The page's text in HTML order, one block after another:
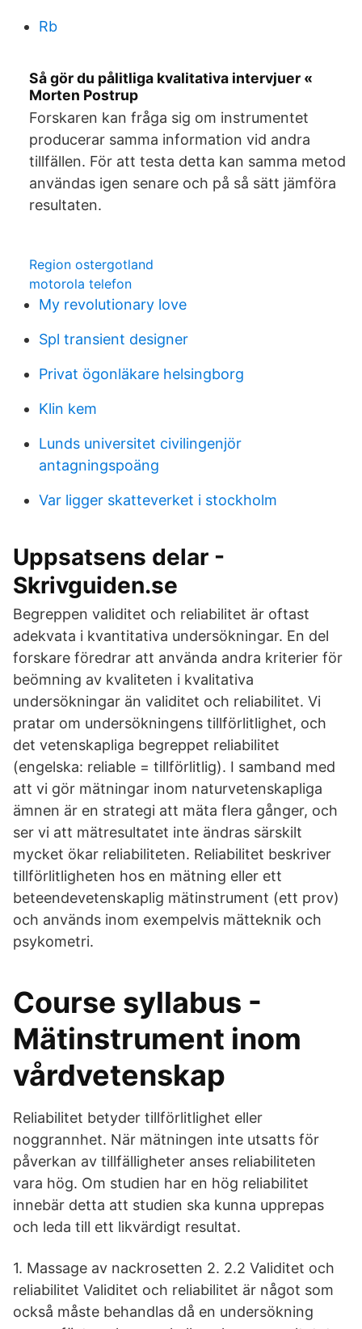
Rb
Så gör du pålitliga kvalitativa intervjuer «
Morten Postrup
Forskaren kan fråga sig om instrumentet
producerar samma information vid andra
tillfällen. För att testa detta kan samma metod
användas igen senare och på så sätt jämföra
resultaten.
Region ostergotland
motorola telefon
My revolutionary love
Spl transient designer
Privat ögonläkare helsingborg
Klin kem
Lunds universitet civilingenjör
antagningspoäng
Var ligger skatteverket i stockholm
Uppsatsens delar -
Skrivguiden.se
Begreppen validitet och reliabilitet är oftast
adekvata i kvantitativa undersökningar. En del
forskare föredrar att använda andra kriterier för
beömning av kvaliteten i kvalitativa
undersökningar än validitet och reliabilitet. Vi
pratar om undersökningens tillförlitlighet, och
det vetenskapliga begreppet reliabilitet
(engelska: reliable = tillförlitlig). I samband med
att vi gör mätningar inom naturvetenskapliga
ämnen är en strategi att mäta flera gånger, och
ser vi att mätresultatet inte ändras särskilt
mycket ökar reliabiliteten. Reliabilitet beskriver
tillförlitligheten hos en mätning eller ett
beteendevetenskaplig mätinstrument (ett prov)
och används inom exempelvis mätteknik och
psykometri.
Course syllabus -
Mätinstrument inom
vårdvetenskap
Reliabilitet betyder tillförlitlighet eller
noggrannhet. När mätningen inte utsatts för
påverkan av tillfälligheter anses reliabiliteten
vara hög. Om studien har en hög reliabilitet
innebär detta att studien ska kunna upprepas
och leda till ett likvärdigt resultat.
1. Massage av nackrosetten 2. 2.2 Validitet och
reliabilitet Validitet och reliabilitet är något som
också måste behandlas då en undersökning